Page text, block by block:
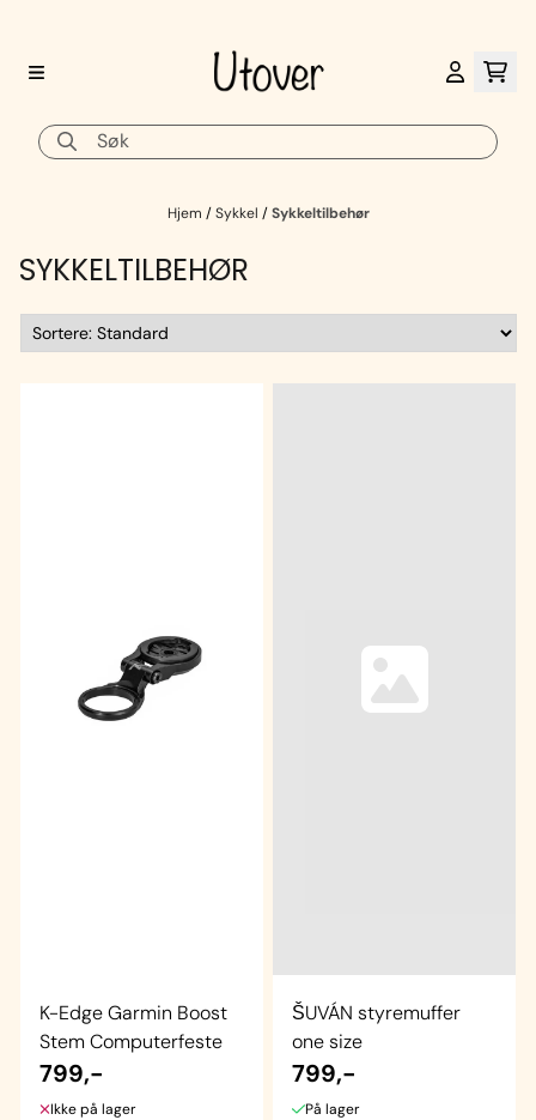
Hjem /Sykkel /Sykkeltilbehør
SYKKELTILBEHØR
K-Edge Garmin Boost
Stem Computerfeste
799,-
Ikke på lager
ŠUVÁN styremuffer
one size
799,-
På lager